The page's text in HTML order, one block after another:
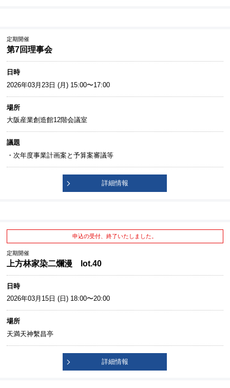
定期開催
第7回理事会
日時
2026年03月23日 (月) 15:00〜17:00
場所
大阪産業創造館12階会議室
議題
・次年度事業計画案と予算案審議等
詳細情報
申込の受付、終了いたしました。
定期開催
上方林家染二爛漫 lot.40
日時
2026年03月15日 (日) 18:00〜20:00
場所
天満天神繫昌亭
詳細情報